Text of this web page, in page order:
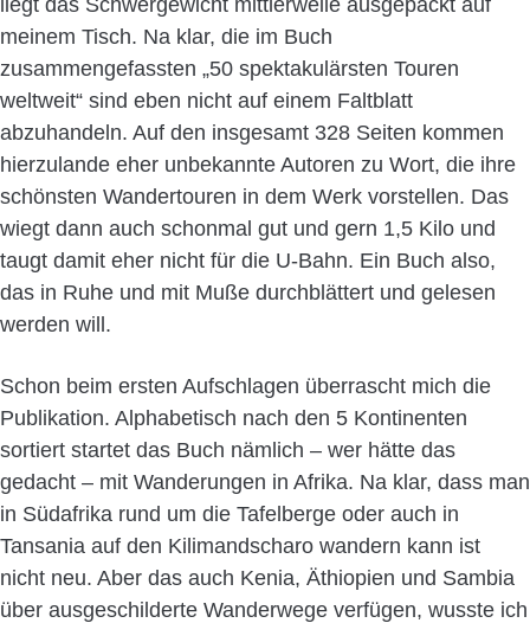
meinem Tisch. Na klar, die im Buch
zusammengefassten „50 spektakulärsten Touren
weltweit“ sind eben nicht auf einem Faltblatt
abzuhandeln. Auf den insgesamt 328 Seiten kommen
hierzulande eher unbekannte Autoren zu Wort, die ihre
schönsten Wandertouren in dem Werk vorstellen. Das
wiegt dann auch schonmal gut und gern 1,5 Kilo und
taugt damit eher nicht für die U-Bahn. Ein Buch also,
das in Ruhe und mit Muße durchblättert und gelesen
werden will.
Schon beim ersten Aufschlagen überrascht mich die
Publikation. Alphabetisch nach den 5 Kontinenten
sortiert startet das Buch nämlich – wer hätte das
gedacht – mit Wanderungen in Afrika. Na klar, dass man
in Südafrika rund um die Tafelberge oder auch in
Tansania auf den Kilimandscharo wandern kann ist
nicht neu. Aber das auch Kenia, Äthiopien und Sambia
über ausgeschilderte Wanderwege verfügen, wusste ich